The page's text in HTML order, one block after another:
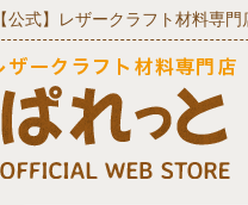
【公式】レザークラフト材料専